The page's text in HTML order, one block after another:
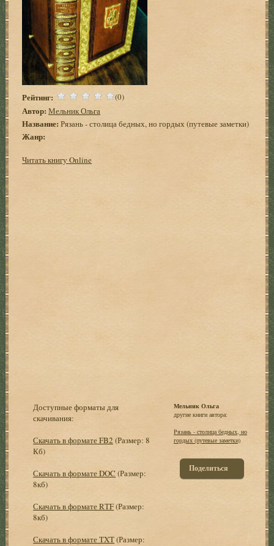
Рейтинг: (0)
Автор: Мельник Ольга
Название: Рязань - столица бедных, но гордых (путевые заметки)
Жанр:
Читать книгу Online
Доступные форматы для
скачивания:
Скачать в формате FB2 (Размер: 8
Кб)
Скачать в формате DOC (Размер:
8кб)
Скачать в формате RTF(Размер:
8кб)
Скачать в формате TXT(Размер:
Мельник Ольга
другие книги автора:
Рязань - столица бедных, но
гордых (путевые заметки)
Поделиться